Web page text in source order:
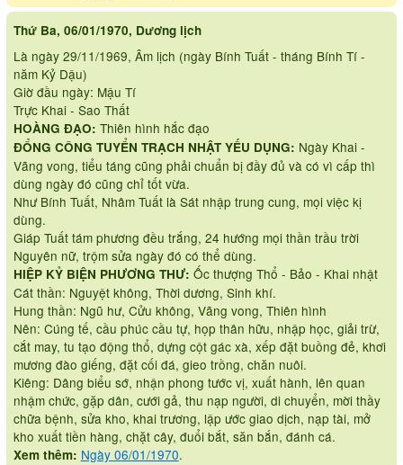
Thứ Ba, 06/01/1970, Dương lịch
Là ngày 29/11/1969, Âm lịch (ngày Bính Tuất - tháng Bính Tí -
năm Kỷ Dậu)
Giờ đầu ngày: Mậu Tí
Trực Khai - Sao Thất
HOÀNG ĐẠO: Thiên hình hắc đạo
ĐỔNG CÔNG TUYỂN TRẠCH NHẬT YẾU DỤNG: Ngày Khai -
Vãng vong, tiểu táng cũng phải chuẩn bị đầy đủ và có vì cấp thì
dùng ngày đó cũng chỉ tốt vừa.
Như Bính Tuất, Nhâm Tuất là Sát nhập trung cung, mọi việc kị
dùng.
Giáp Tuất tám phương đều trắng, 24 hướng mọi thần trầu trời
Nguyên nữ, trộm sửa ngày đó có thể dùng.
HIỆP KỶ BIỆN PHƯƠNG THƯ: Ốc thượng Thổ - Bảo - Khai nhật
Cát thần: Nguyệt không, Thời dương, Sinh khí.
Hung thần: Ngũ hư, Cửu không, Vãng vong, Thiên hình
Nên: Cúng tế, cầu phúc cầu tự, họp thân hữu, nhập học, giải trừ,
cắt may, tu tạo động thổ, dựng cột gác xà, xếp đặt buồng đẻ, khơi
mương đào giếng, đặt cối đá, gieo trồng, chăn nuôi.
Kiêng: Dâng biểu sớ, nhận phong tước vị, xuất hành, lên quan
nhậm chức, gặp dân, cưới gả, thu nạp người, di chuyển, mời thầy
chữa bệnh, sửa kho, khai trương, lập ước giao dịch, nạp tài, mở
kho xuất tiền hàng, chặt cây, đuổi bắt, săn bắn, đánh cá.
Xem thêm: Ngày 06/01/1970.